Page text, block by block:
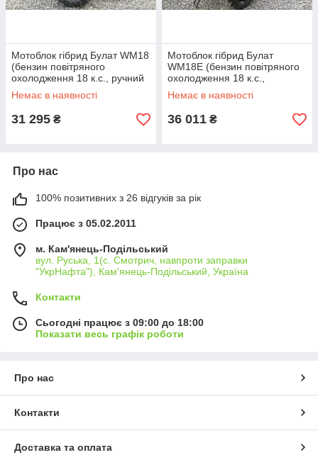
Мотоблок гібрид Булат WM18
(бензин повітряного
охолодження 18 к.с., ручний
стартер)
Немає в наявності
31 295 ₴
Мотоблок гібрид Булат
WM18E (бензин повітряного
охолодження 18 к.с.,
електростартер)
Немає в наявності
36 011 ₴
Про нас
100% позитивних з 26 відгуків за рік
Працює з 05.02.2011
м. Кам'янець-Подільський
вул. Руська, 1(с. Смотрич, навпроти заправки
"УкрНафта"), Кам'янець-Подільський, Україна
Контакти
Сьогодні працює з 09:00 до 18:00
Показати весь графік роботи
Про нас
Контакти
Доставка та оплата